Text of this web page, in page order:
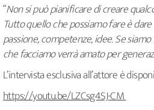
“Non si può pianificare di creare
Tutto quello che possiamo fare è
passione, competenze, idee. Se
che facciamo verrà amato per
L’intervista esclusiva all’attore è
https://youtu.be/LZCsg4SJ-CM